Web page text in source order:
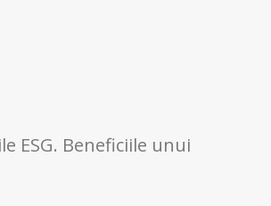
ESG. Beneficiile unui